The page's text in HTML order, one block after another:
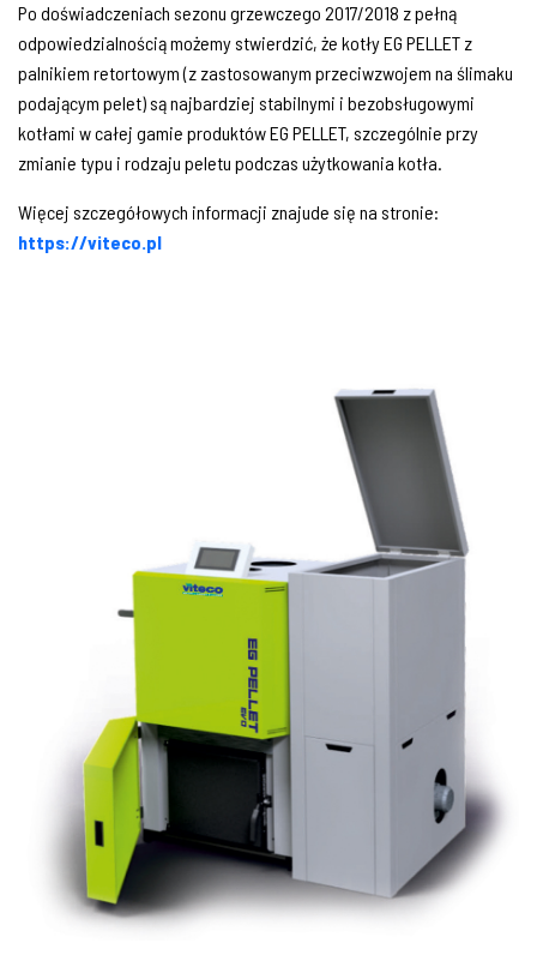
Po doświadczeniach sezonu grzewczego 2017/2018 z pełną
odpowiedzialnością możemy stwierdzić, że kotły EG PELLET z
palnikiem retortowym (z zastosowanym przeciwzwojem na ślimaku
podającym pelet) są najbardziej stabilnymi i bezobsługowymi
kotłami w całej gamie produktów EG PELLET, szczególnie przy
zmianie typu i rodzaju peletu podczas użytkowania kotła.
Więcej szczegółowych informacji znajude się na stronie:
https://viteco.pl